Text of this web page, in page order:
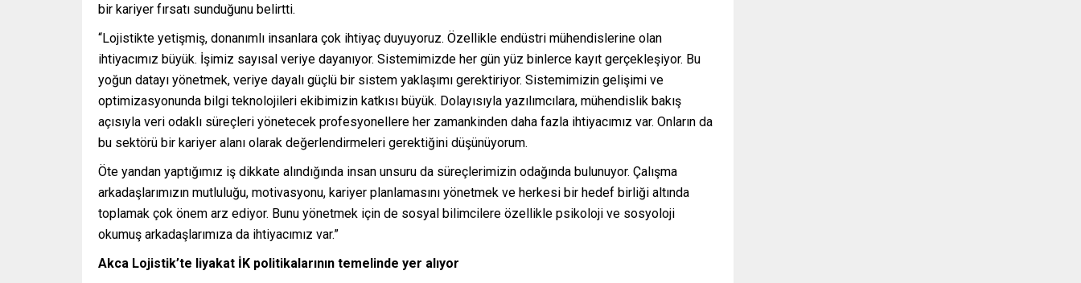
bir kariyer fırsatı sunduğunu belirtti.
“Lojistikte yetişmiş, donanımlı insanlara çok ihtiyaç duyuyoruz. Özellikle endüstri mühendislerine olan
ihtiyacımız büyük. İşimiz sayısal veriye dayanıyor. Sistemimizde her gün yüz binlerce kayıt gerçekleşiyor. Bu
yoğun datayı yönetmek, veriye dayalı güçlü bir sistem yaklaşımı gerektiriyor. Sistemimizin gelişimi ve
optimizasyonunda bilgi teknolojileri ekibimizin katkısı büyük. Dolayısıyla yazılımcılara, mühendislik bakış
açısıyla veri odaklı süreçleri yönetecek profesyonellere her zamankinden daha fazla ihtiyacımız var. Onların da
bu sektörü bir kariyer alanı olarak değerlendirmeleri gerektiğini düşünüyorum.
Öte yandan yaptığımız iş dikkate alındığında insan unsuru da süreçlerimizin odağında bulunuyor. Çalışma
arkadaşlarımızın mutluluğu, motivasyonu, kariyer planlamasını yönetmek ve herkesi bir hedef birliği altında
toplamak çok önem arz ediyor. Bunu yönetmek için de sosyal bilimcilere özellikle psikoloji ve sosyoloji
okumuş arkadaşlarımıza da ihtiyacımız var.”
Akca Lojistik’te liyakat İK politikalarının temelinde yer alıyor